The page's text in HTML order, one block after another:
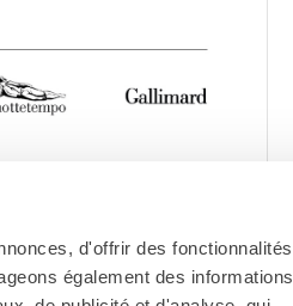
d'offrir des fonctionnalités
également des informations